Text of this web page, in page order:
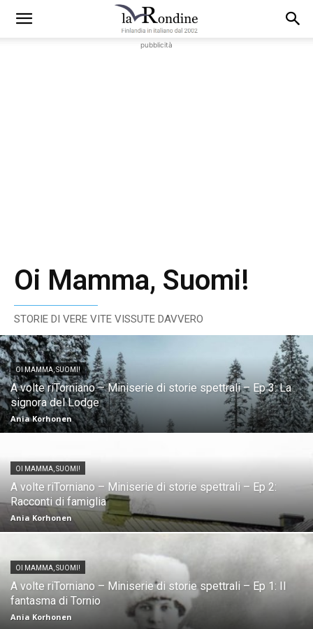
pubblicità
Oi Mamma, Suomi!
STORIE DI VERE VITE VISSUTE DAVVERO
OI MAMMA, SUOMI!
A volte riTorniano – Miniserie di storie spettrali – Ep 3: La
signora del Lodge
Ania Korhonen
OI MAMMA, SUOMI!
A volte riTorniano – Miniserie di storie spettrali – Ep 2:
Racconti di famiglia
Ania Korhonen
OI MAMMA, SUOMI!
A volte riTorniano – Miniserie di storie spettrali – Ep 1: Il
fantasma di Tornio
Ania Korhonen